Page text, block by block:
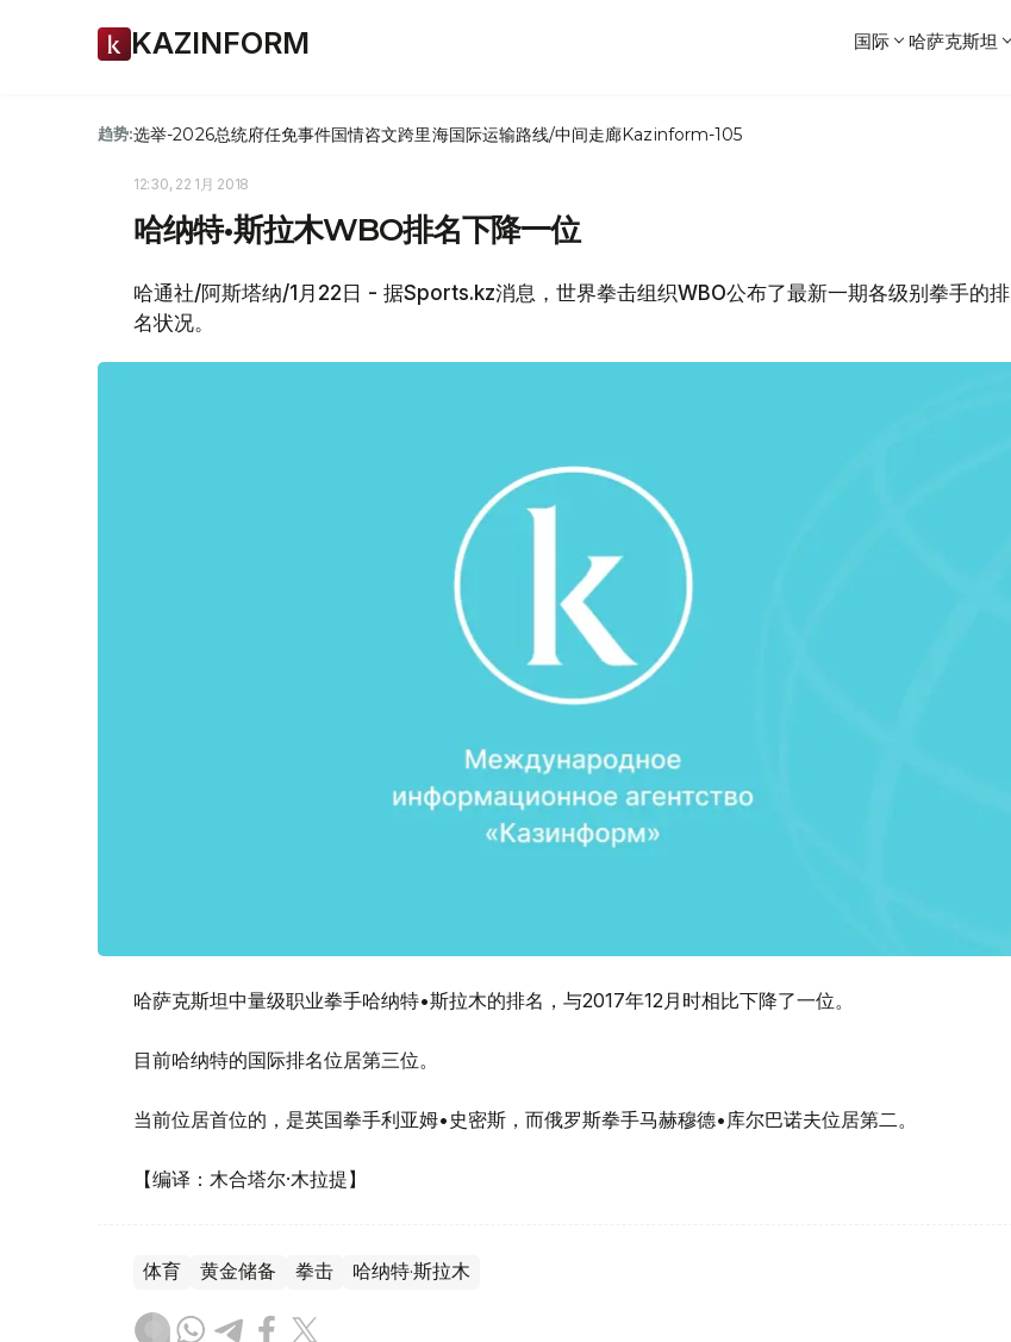
KAZINFORM 国际 哈萨克斯坦
趋势:选举-2026总统府任免事件国情咨文跨里海国际运输路线/中间走廊Kazinform-105
12:30, 22 1月 2018
哈纳特•斯拉木WBO排名下降一位
哈通社/阿斯塔纳/1月22日 - 据Sports.kz消息，世界拳击组织WBO公布了最新一期各级别拳手的排
名状况。
哈萨克斯坦中量级职业拳手哈纳特•斯拉木的排名，与2017年12月时相比下降了一位。
目前哈纳特的国际排名位居第三位。
当前位居首位的，是英国拳手利亚姆•史密斯，而俄罗斯拳手马赫穆德•库尔巴诺夫位居第二。
【编译：木合塔尔·木拉提】
体育 黄金储备 拳击 哈纳特·斯拉木